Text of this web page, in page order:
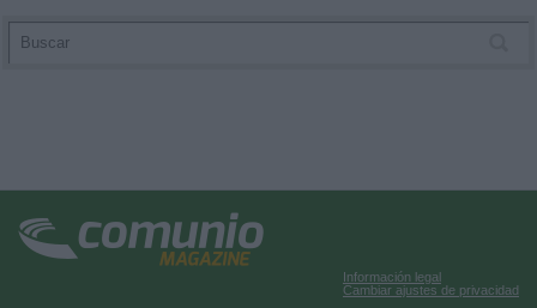
Información legal
Cambiar ajustes de privacidad